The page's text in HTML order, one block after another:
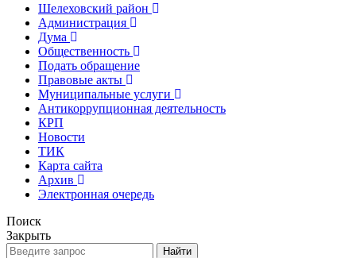
Шелеховский район
Администрация
Дума
Общественность
Подать обращение
Правовые акты
Муниципальные услуги
Антикоррупционная деятельность
КРП
Новости
ТИК
Карта сайта
Архив
Электронная очередь
Поиск
Закрыть
Найти